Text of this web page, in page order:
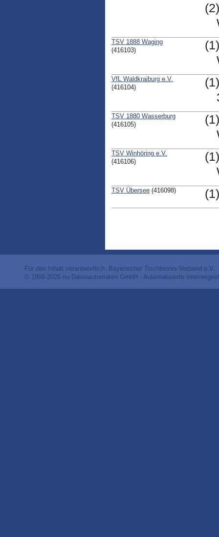
TSV 1888 Waging
(416103)
VfL Waldkraiburg e.V.
(416104)
TSV 1880 Wasserburg
(416105)
TSV Winhöring e.V.
(416106)
TSV Übersee(416098)
Für den Inhalt verantwortlich: Bayerischer Tischtennis-Verband e.V.
© 1999-2026 nu Datenautomaten GmbH - Automatisierte